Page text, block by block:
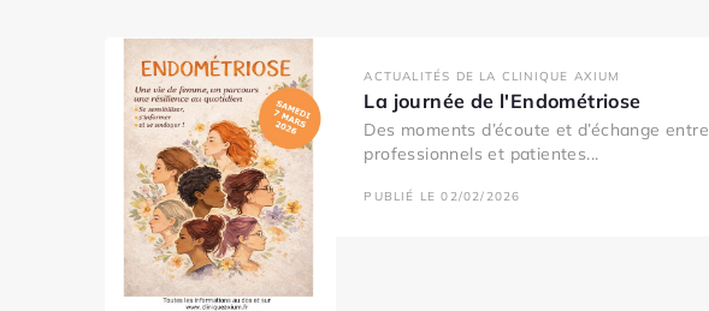
ACTUALITÉS DE LA CLINIQUE AXIUM
La journée de l'Endométriose
Des moments d’écoute et d’échange entre
professionnels et patientes...
PUBLIÉ LE 02/02/2026